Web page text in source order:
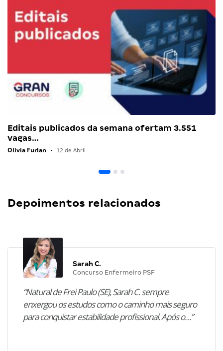
Editais publicados da semana ofertam 3.551
vagas…
Olivia Furlan • 12 de Abril
Depoimentos relacionados
Sarah C.
Concurso Enfermeiro PSF
“Natural de Frei Paulo (SE), Sarah C. sempre
enxergou os estudos como o caminho mais seguro
para conquistar estabilidade profissional. Após o…”